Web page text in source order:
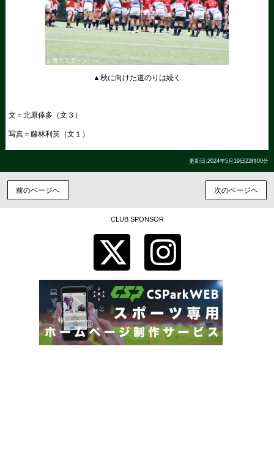
▲秋に向けた道のりは続く
文＝北原倖多（文３）
写真＝藤林利英（文１）
更新日:2024年5月19日22時00分
前のページへ 次のページヘ
CLUB SPONSOR